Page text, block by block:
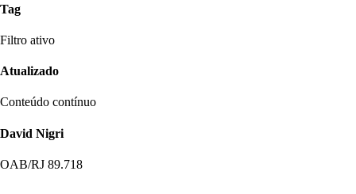
Tag
Filtro ativo
Atualizado
Conteúdo contínuo
David Nigri
OAB/RJ 89.718